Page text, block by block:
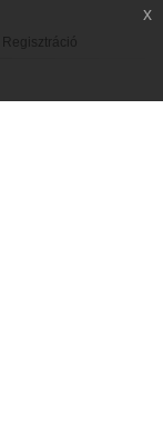
Regisztráció
x